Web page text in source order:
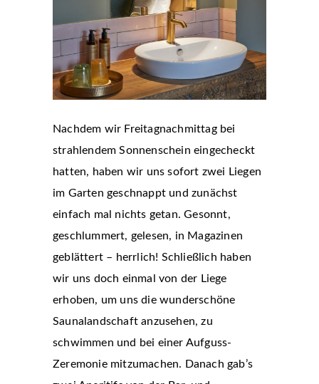
Nachdem wir Freitagnachmittag bei
strahlendem Sonnenschein eingecheckt
hatten, haben wir uns sofort zwei Liegen
im Garten geschnappt und zunächst
einfach mal nichts getan. Gesonnt,
geschlummert, gelesen, in Magazinen
geblättert – herrlich! Schließlich haben
wir uns doch einmal von der Liege
erhoben, um uns die wunderschöne
Saunalandschaft anzusehen, zu
schwimmen und bei einer Aufguss-
Zeremonie mitzumachen. Danach gab’s